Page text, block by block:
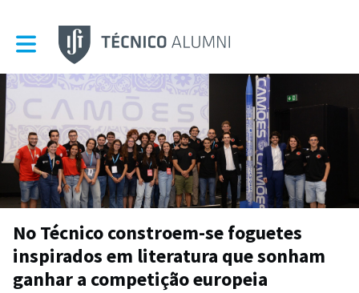
Toggle main navigation
No Técnico constroem-se foguetes
inspirados em literatura que sonham
ganhar a competição europeia